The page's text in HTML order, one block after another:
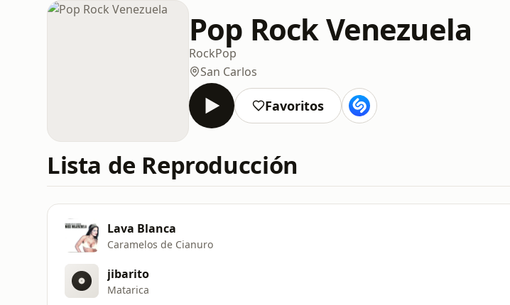
Pop Rock Venezuela
RockPop
San Carlos
Favoritos
Lista de Reproducción
Lava Blanca
Caramelos de Cianuro
jibarito
Matarica